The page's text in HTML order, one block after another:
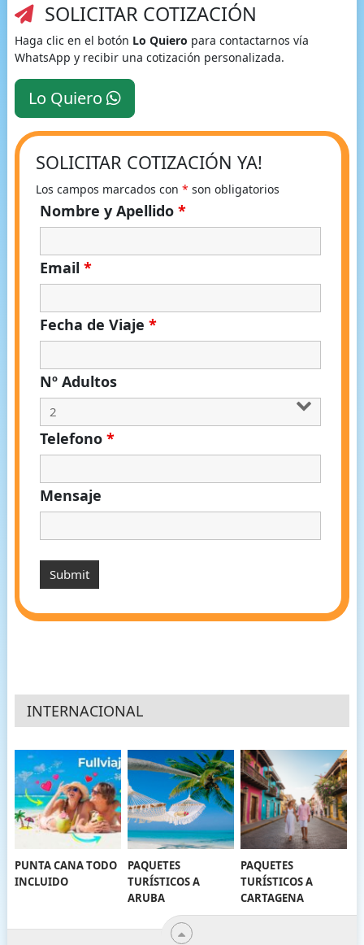
SOLICITAR COTIZACIÓN
Haga clic en el botón Lo Quiero para contactarnos vía
WhatsApp y recibir una cotización personalizada.
Lo Quiero
SOLICITAR COTIZACIÓN YA!
Los campos marcados con * son obligatorios
Nombre y Apellido *
Email *
Fecha de Viaje *
Nº Adultos
Telefono *
Mensaje
INTERNACIONAL
PUNTA CANA TODO
INCLUIDO
PAQUETES
TURÍSTICOS A
ARUBA
PAQUETES
TURÍSTICOS A
CARTAGENA